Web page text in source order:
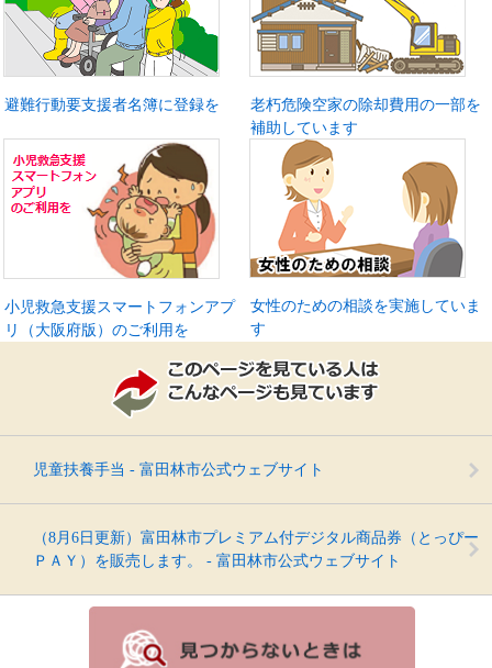
避難行動要支援者名簿に登録を
老朽危険空家の除却費用の一部を
補助しています
小児救急支援スマートフォンアプ
リ（大阪府版）のご利用を
女性のための相談を実施していま
す
児童扶養手当 - 富田林市公式ウェブサイト
（8月6日更新）富田林市プレミアム付デジタル商品券（とっぴー
ＰＡＹ）を販売します。 - 富田林市公式ウェブサイト